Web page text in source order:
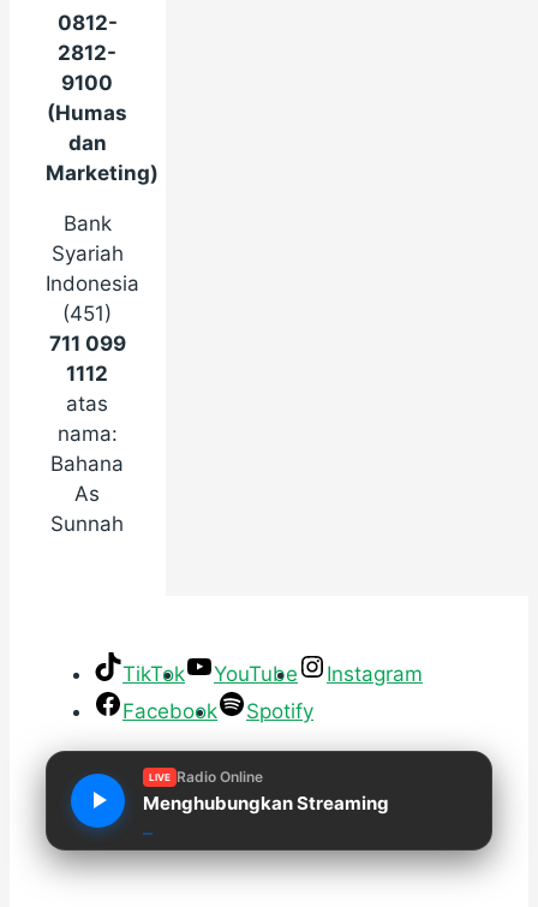
0812-
2812-
9100
(Humas
dan
Marketing)
Bank
Syariah
Indonesia
(451)
711 099
1112
atas
nama:
Bahana
As
Sunnah
TikTok YouTube
Instagram
Facebook
Spotify
LIVE Radio Online
Menghubungkan Streaming